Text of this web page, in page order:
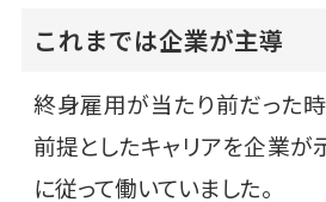
これまでは企業が主導
終身雇用が当たり前だった
前提としたキャリアを企業が
に従って働いていました。